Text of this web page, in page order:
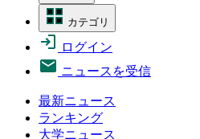
カテゴリ
ログイン
ニュースを受信
最新ニュース
ランキング
大学ニュース